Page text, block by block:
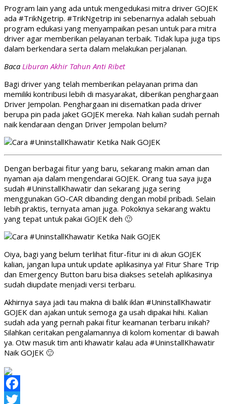
Program lain yang ada untuk mengedukasi mitra driver GOJEK
ada #TrikNgetrip. #TrikNgetrip ini sebenarnya adalah sebuah
program edukasi yang menyampaikan pesan untuk para mitra
driver agar memberikan pelayanan terbaik. Tidak lupa juga tips
dalam berkendara serta dalam melakukan perjalanan.
Baca Liburan Akhir Tahun Anti Ribet
Bagi driver yang telah memberikan pelayanan prima dan
memiliki kontribusi lebih di masyarakat, diberikan penghargaan
Driver Jempolan. Penghargaan ini disematkan pada driver
berupa pin pada jaket GOJEK mereka. Nah kalian sudah pernah
naik kendaraan dengan Driver Jempolan belum?
Dengan berbagai fitur yang baru, sekarang makin aman dan
nyaman aja dalam mengendarai GOJEK. Orang tua saya juga
sudah #UninstallKhawatir dan sekarang juga sering
menggunakan GO-CAR dibanding dengan mobil pribadi. Selain
lebih praktis, ternyata aman juga. Pokoknya sekarang waktu
yang tepat untuk pakai GOJEK deh 🙂
Oiya, bagi yang belum terlihat fitur-fitur ini di akun GOJEK
kalian, jangan lupa untuk update aplikasinya ya! Fitur Share Trip
dan Emergency Button baru bisa diakses setelah aplikasinya
sudah diupdate menjadi versi terbaru.
Akhirnya saya jadi tau makna di balik iklan #UninstallKhawatir
GOJEK dan ajakan untuk semoga ga usah dipakai hihi. Kalian
sudah ada yang pernah pakai fitur keamanan terbaru inikah?
Silahkan ceritakan pengalamannya di kolom komentar di bawah
ya. Otw masuk tim anti khawatir kalau ada #UninstallKhawatir
Naik GOJEK 🙂
Facebook